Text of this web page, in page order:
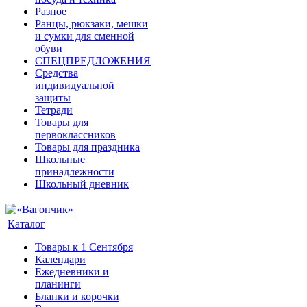
Разное
Ранцы, рюкзаки, мешки
и сумки для сменной
обуви
СПЕЦПРЕДЛОЖЕНИЯ
Средства
индивидуальной
защиты
Тетради
Товары для
первоклассников
Товары для праздника
Школьные
принадлежности
Школьный дневник
Каталог
Товары к 1 Сентября
Календари
Ежедневники и
планинги
Бланки и корочки